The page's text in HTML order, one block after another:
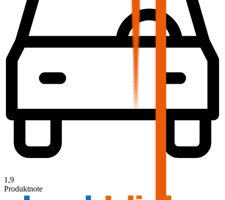
1,9
Produktnote